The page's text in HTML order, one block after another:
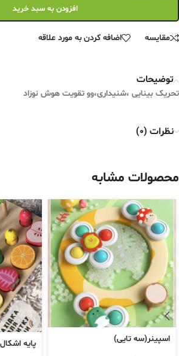
افزودن به سبد خرید
مقایسه اضافه کردن به مورد علاقه
توضیحات
تحریک بینایی ،شنیداری،وو تقویت هوش نوزاد
نظرات (0)
محصولات مشابه
اسپینر(سه تایی) پایه